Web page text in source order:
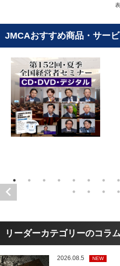
JMCAおすすめ商品・サー
リーダーカテゴリーのコラム
2026.08.5 NEW